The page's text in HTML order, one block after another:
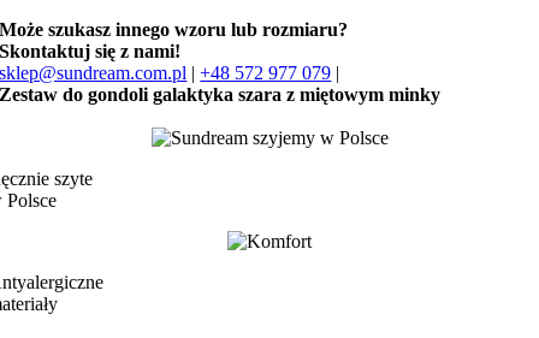
Może szukasz innego wzoru lub rozmiaru?
Skontaktuj się z nami!
sklep@sundream.com.pl |+48 572 977 079 |
Zestaw do gondoli galaktyka szara z miętowym minky
szyte
Polsce